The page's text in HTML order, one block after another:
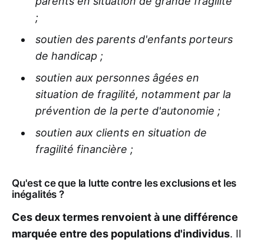
;
soutien des parents d'enfants porteurs
de handicap ;
soutien aux personnes âgées en
situation de fragilité, notamment par la
prévention de la perte d'autonomie ;
soutien aux clients en situation de
fragilité financière ;
Qu'est ce que la lutte contre les exclusions et les
inégalités ?
Ces deux termes renvoient à une différence
marquée entre des populations d'individus. Il